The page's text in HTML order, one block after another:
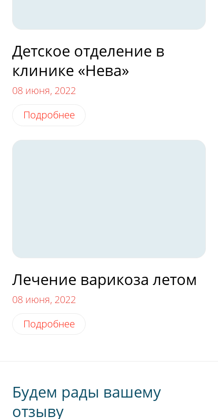
Детское отделение в
клинике «Нева»
08 июня, 2022
Подробнее
Лечение варикоза летом
08 июня, 2022
Подробнее
Будем рады вашему
отзыву